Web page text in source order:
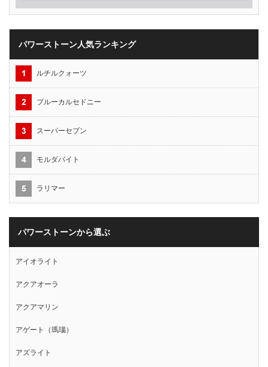
パワーストーン人気ランキング
ルチルクォーツ
ブルーカルセドニー
スーパーセブン
モルダバイト
ラリマー
パワーストーンから選ぶ
アイオライト
アクアオーラ
アクアマリン
アゲート（瑪瑙）
アズライト